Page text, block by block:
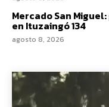
Mercado San
en Ituzaingó 134
agosto 8, 2026